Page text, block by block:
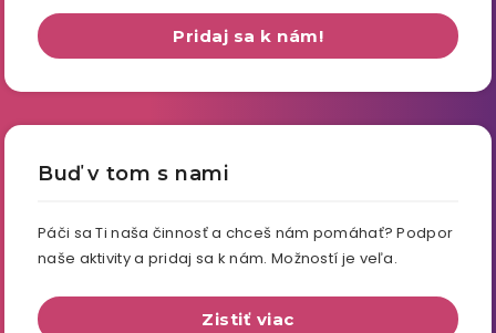
Pridaj sa k nám!
Buď v tom s nami
Páči sa Ti naša činnosť a chceš nám pomáhať? Podpor
naše aktivity a pridaj sa k nám. Možností je veľa.
Zistiť viac